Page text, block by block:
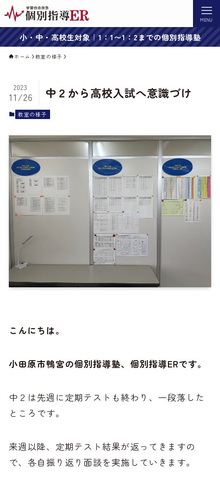
MENU
小・中・高校生対象｜1：1〜1：2までの個別指導塾
ホーム 教室の様子
中２から高校入試へ意識づけ
2023
11/26
教室の様子
こんにちは。
小田原市鴨宮の個別指導塾、個別指導ERです。
中２は先週に定期テストも終わり、一段落した
ところです。
来週以降、定期テスト結果が返ってきますの
で、各自振り返り面談を実施していきます。